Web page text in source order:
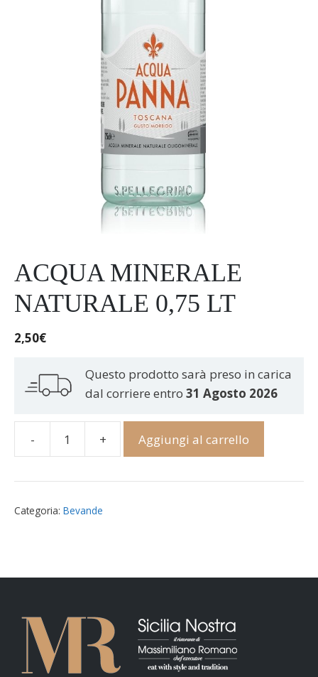
ACQUA MINERALE
NATURALE 0,75 LT
2,50€
Questo prodotto sarà preso in carica
dal corriere entro 31 Agosto 2026
-
Acqua
naturale
+ Aggiungi al carrello
Categoria: Bevande